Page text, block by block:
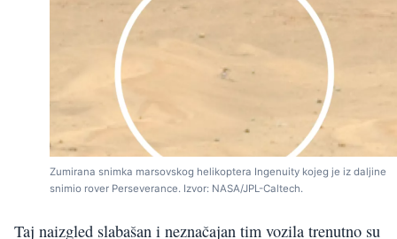
Zumirana snimka marsovskog helikoptera Ingenuity kojeg je iz daljine
snimio rover Perseverance. Izvor: NASA/JPL-Caltech.
Taj naizgled slabašan i neznačajan tim vozila trenutno su